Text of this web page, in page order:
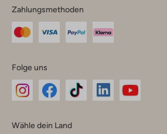
Zahlungsmethoden
Folge uns
Wähle dein Land